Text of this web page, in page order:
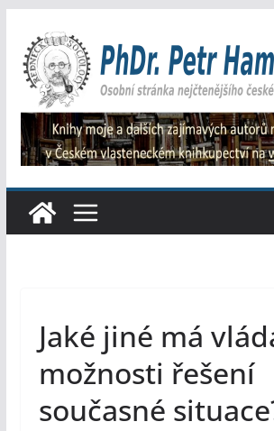
obsah
Jaké jiné má
možnosti řešení
současné